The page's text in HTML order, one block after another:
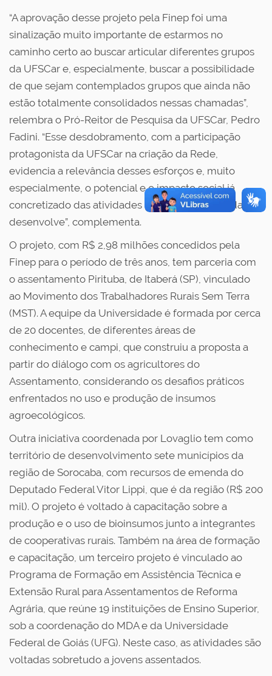
“A aprovação desse projeto pela Finep foi uma
sinalização muito importante de estarmos no
caminho certo ao buscar articular diferentes grupos
da UFSCar e, especialmente, buscar a possibilidade
de que sejam contemplados grupos que ainda não
estão totalmente consolidados nessas chamadas”,
relembra o Pró-Reitor de Pesquisa da UFSCar, Pedro
Fadini. “Esse desdobramento, com a participação
protagonista da UFSCar na criação da Rede,
evidencia a relevância desses esforços e, muito
especialmente, o potencial e o impacto social já
concretizado das atividades que nossa comunidade
desenvolve”, complementa.
O projeto, com R$ 2,98 milhões concedidos pela
Finep para o período de três anos, tem parceria com
o assentamento Pirituba, de Itaberá (SP), vinculado
ao Movimento dos Trabalhadores Rurais Sem Terra
(MST). A equipe da Universidade é formada por cerca
de 20 docentes, de diferentes áreas de
conhecimento e campi, que construiu a proposta a
partir do diálogo com os agricultores do
Assentamento, considerando os desafios práticos
enfrentados no uso e produção de insumos
agroecológicos.
Outra iniciativa coordenada por Lovaglio tem como
território de desenvolvimento sete municípios da
região de Sorocaba, com recursos de emenda do
Deputado Federal Vitor Lippi, que é da região (R$ 200
mil). O projeto é voltado à capacitação sobre a
produção e o uso de bioinsumos junto a integrantes
de cooperativas rurais. Também na área de formação
e capacitação, um terceiro projeto é vinculado ao
Programa de Formação em Assistência Técnica e
Extensão Rural para Assentamentos de Reforma
Agrária, que reúne 19 instituições de Ensino Superior,
sob a coordenação do MDA e da Universidade
Federal de Goiás (UFG). Neste caso, as atividades são
voltadas sobretudo a jovens assentados.